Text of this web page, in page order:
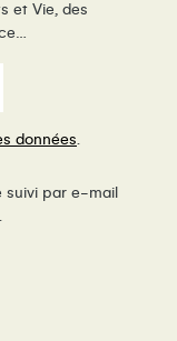
et Vie, des
données.
suivi par e-mail